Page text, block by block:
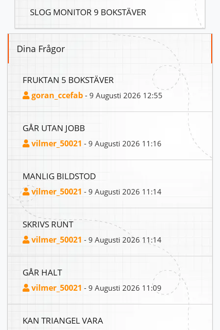
SLOG MONITOR 9 BOKSTÄVER
Dina Frågor
FRUKTAN 5 BOKSTÄVER
goran_ccefab - 9 Augusti 2026 12:55
GÅR UTAN JOBB
vilmer_50021 - 9 Augusti 2026 11:16
MANLIG BILDSTOD
vilmer_50021 - 9 Augusti 2026 11:14
SKRIVS RUNT
vilmer_50021 - 9 Augusti 2026 11:14
GÅR HALT
vilmer_50021 - 9 Augusti 2026 11:09
KAN TRIANGEL VARA